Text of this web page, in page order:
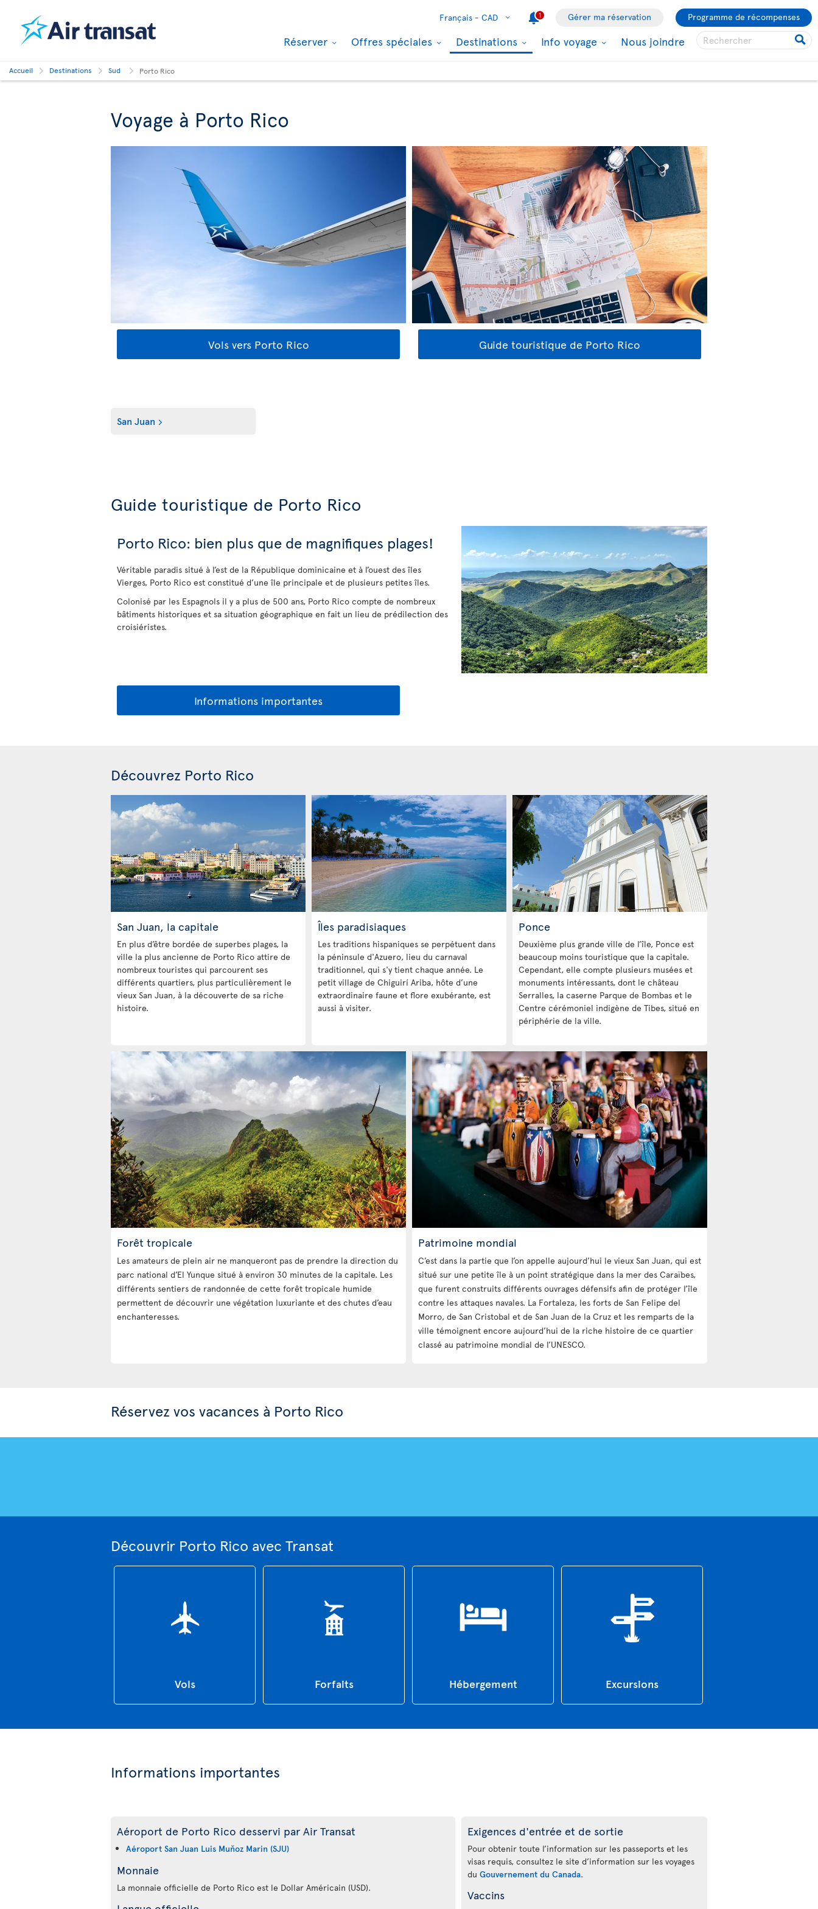
Français - CAD 1 Gérer ma réservation Programme de récompenses
Réserver Offres spéciales Destinations Info voyage Nous joindre
Accueil Destinations Sud Porto Rico
Voyage à Porto Rico
Vols vers Porto Rico Guide touristique de Porto Rico
San Juan
Guide touristique de Porto Rico
Porto Rico: bien plus que de magnifiques plages!
Véritable paradis situé à l’est de la République dominicaine et à l’ouest des îles
Vierges, Porto Rico est constitué d’une île principale et de plusieurs petites îles.
Colonisé par les Espagnols il y a plus de 500 ans, Porto Rico compte de nombreux
bâtiments historiques et sa situation géographique en fait un lieu de prédilection des
croisiéristes.
Informations importantes
Découvrez Porto Rico
San Juan, la capitale
En plus d’être bordée de superbes plages, la
ville la plus ancienne de Porto Rico attire de
nombreux touristes qui parcourent ses
différents quartiers, plus particulièrement le
vieux San Juan, à la découverte de sa riche
histoire.
Îles paradisiaques
Les traditions hispaniques se perpétuent dans
la péninsule d'Azuero, lieu du carnaval
traditionnel, qui s'y tient chaque année. Le
petit village de Chiguirí Ariba, hôte d’une
extraordinaire faune et flore exubérante, est
aussi à visiter.
Ponce
Deuxième plus grande ville de l’île, Ponce est
beaucoup moins touristique que la capitale.
Cependant, elle compte plusieurs musées et
monuments intéressants, dont le château
Serralles, la caserne Parque de Bombas et le
Centre cérémoniel indigène de Tibes, situé en
périphérie de la ville.
Forêt tropicale
Les amateurs de plein air ne manqueront pas de prendre la direction du
parc national d’El Yunque situé à environ 30 minutes de la capitale. Les
différents sentiers de randonnée de cette forêt tropicale humide
permettent de découvrir une végétation luxuriante et des chutes d’eau
enchanteresses.
Patrimoine mondial
C’est dans la partie que l’on appelle aujourd’hui le vieux San Juan, qui est
situé sur une petite île à un point stratégique dans la mer des Caraïbes,
que furent construits différents ouvrages défensifs afin de protéger l’île
contre les attaques navales. La Fortaleza, les forts de San Felipe del
Morro, de San Cristobal et de San Juan de la Cruz et les remparts de la
ville témoignent encore aujourd’hui de la riche histoire de ce quartier
classé au patrimoine mondial de l’UNESCO.
Réservez vos vacances à Porto Rico
Découvrir Porto Rico avec Transat
Vols Forfaits Hébergement Excursions
Informations importantes
Aéroport de Porto Rico desservi par Air Transat
Aéroport San Juan Luis Muňoz Marin (SJU)
Monnaie
La monnaie officielle de Porto Rico est le Dollar Américain (USD).
Exigences d'entrée et de sortie
Pour obtenir toute l’information sur les passeports et les
visas requis, consultez le site d’information sur les voyages
du Gouvernement du Canada.
Vaccins